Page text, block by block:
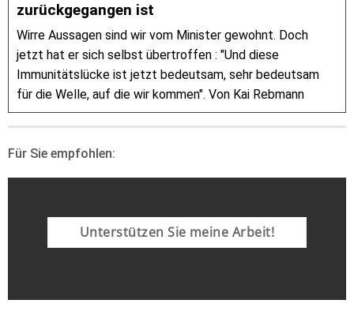
zurückgegangen ist
Wirre Aussagen sind wir vom Minister gewohnt. Doch
jetzt hat er sich selbst übertroffen : "Und diese
Immunitätslücke ist jetzt bedeutsam, sehr bedeutsam
für die Welle, auf die wir kommen". Von Kai Rebmann
Für Sie empfohlen:
Unterstützen Sie meine Arbeit!